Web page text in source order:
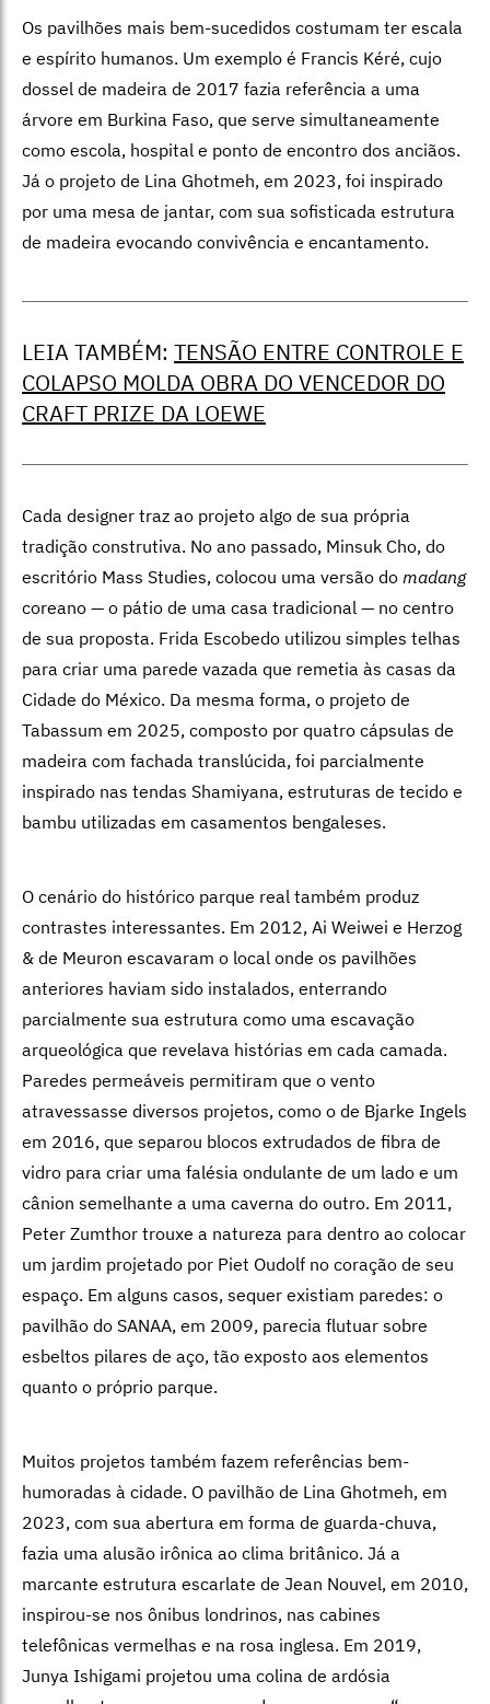
Os pavilhões mais bem-sucedidos costumam ter escala
e espírito humanos. Um exemplo é Francis Kéré, cujo
dossel de madeira de 2017 fazia referência a uma
árvore em Burkina Faso, que serve simultaneamente
como escola, hospital e ponto de encontro dos anciãos.
Já o projeto de Lina Ghotmeh, em 2023, foi inspirado
por uma mesa de jantar, com sua sofisticada estrutura
de madeira evocando convivência e encantamento.
LEIA TAMBÉM: TENSÃO ENTRE CONTROLE E
COLAPSO MOLDA OBRA DO VENCEDOR DO
CRAFT PRIZE DA LOEWE
Cada designer traz ao projeto algo de sua própria
tradição construtiva. No ano passado, Minsuk Cho, do
escritório Mass Studies, colocou uma versão do madang
coreano — o pátio de uma casa tradicional — no centro
de sua proposta. Frida Escobedo utilizou simples telhas
para criar uma parede vazada que remetia às casas da
Cidade do México. Da mesma forma, o projeto de
Tabassum em 2025, composto por quatro cápsulas de
madeira com fachada translúcida, foi parcialmente
inspirado nas tendas Shamiyana, estruturas de tecido e
bambu utilizadas em casamentos bengaleses.
O cenário do histórico parque real também produz
contrastes interessantes. Em 2012, Ai Weiwei e Herzog
& de Meuron escavaram o local onde os pavilhões
anteriores haviam sido instalados, enterrando
parcialmente sua estrutura como uma escavação
arqueológica que revelava histórias em cada camada.
Paredes permeáveis permitiram que o vento
atravessasse diversos projetos, como o de Bjarke Ingels
em 2016, que separou blocos extrudados de fibra de
vidro para criar uma falésia ondulante de um lado e um
cânion semelhante a uma caverna do outro. Em 2011,
Peter Zumthor trouxe a natureza para dentro ao colocar
um jardim projetado por Piet Oudolf no coração de seu
espaço. Em alguns casos, sequer existiam paredes: o
pavilhão do SANAA, em 2009, parecia flutuar sobre
esbeltos pilares de aço, tão exposto aos elementos
quanto o próprio parque.
Muitos projetos também fazem referências bem-
humoradas à cidade. O pavilhão de Lina Ghotmeh, em
2023, com sua abertura em forma de guarda-chuva,
fazia uma alusão irônica ao clima britânico. Já a
marcante estrutura escarlate de Jean Nouvel, em 2010,
inspirou-se nos ônibus londrinos, nas cabines
telefônicas vermelhas e na rosa inglesa. Em 2019,
Junya Ishigami projetou uma colina de ardósia